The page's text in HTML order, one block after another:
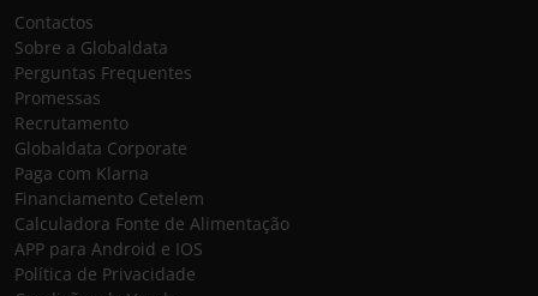
Contactos
Sobre a Globaldata
Perguntas Frequentes
Promessas
Recrutamento
Globaldata Corporate
Paga com Klarna
Financiamento Cetelem
Calculadora Fonte de Alimentação
APP para Android e IOS
Política de Privacidade